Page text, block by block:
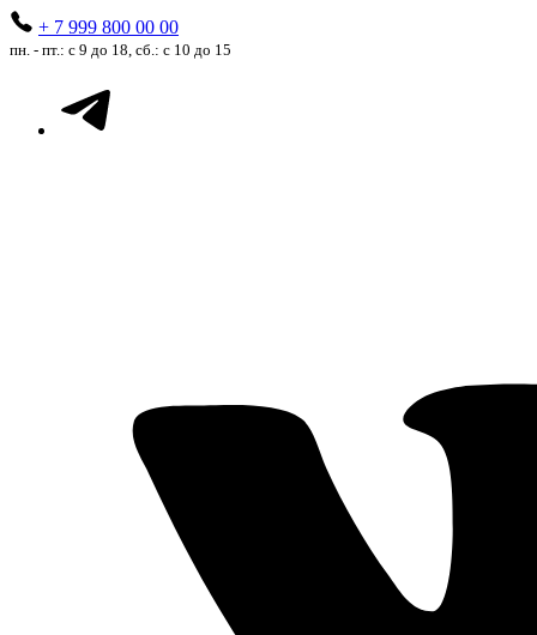
+ 7 999 800 00 00
пн. - пт.: с 9 до 18, сб.: с 10 до 15